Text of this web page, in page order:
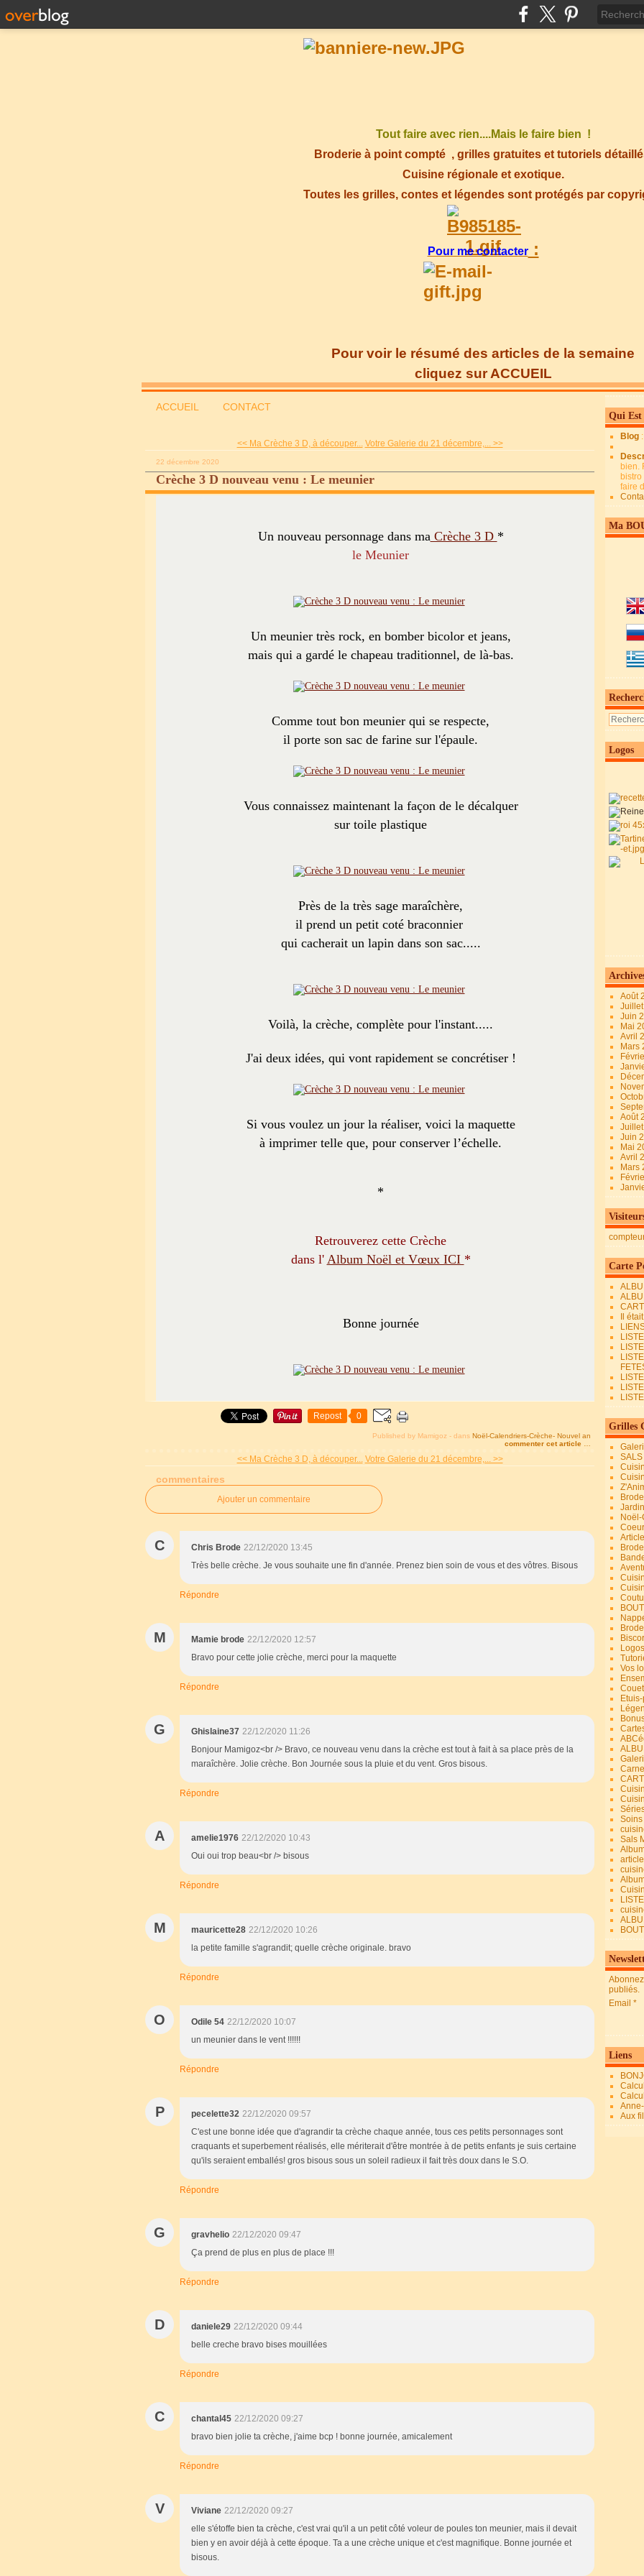
Tout faire avec rien....Mais le faire bien !
Broderie à point compté , grilles gratuites et tutoriels
Cuisine régionale et exotique.
Toutes les grilles, contes et légendes sont protégés par
Pour me contacter:
Pour voir le résumé des articles de la semaine
cliquez sur ACCUEIL
ACCUEIL CONTACT
<< Ma Crèche 3 D, à découper... Votre Galerie du 21 décembre,... >>
22 décembre 2020
Crèche 3 D nouveau venu : Le meunier
Un nouveau personnage dans maCrèche 3 D *
le Meunier
Un meunier très rock, en bomber bicolor et jeans,
mais qui a gardé le chapeau traditionnel, de là-bas.
Comme tout bon meunier qui se respecte,
il porte son sac de farine sur l'épaule.
Vous connaissez maintenant la façon de le décalquer
sur toile plastique
Près de la très sage maraîchère,
il prend un petit coté braconnier
qui cacherait un lapin dans son sac.....
Voilà, la crèche, complète pour l'instant.....
J'ai deux idées, qui vont rapidement se concrétiser !
Si vous voulez un jour la réaliser, voici la maquette
à imprimer telle que, pour conserver l’échelle.
*
Retrouverez cette Crèche
dans l' Album Noël et Vœux ICI *
Bonne journée
Repost 0
Published by Mamigoz - dans Noël-Calendriers-Crèche- Nouvel an
commenter cet article
<< Ma Crèche 3 D, à découper... Votre Galerie du 21 décembre,... >>
commentaires
Ajouter un commentaire
C Chris Brode 22/12/2020 13:45
Très belle crèche. Je vous souhaite une fin d'année. Prenez bien soin de vous et des vôtres. Bisous
Répondre
M Mamie brode 22/12/2020 12:57
Bravo pour cette jolie crèche, merci pour la maquette
Répondre
G Ghislaine37 22/12/2020 11:26
Bonjour Mamigoz<br /> Bravo, ce nouveau venu dans la crèche est tout à fait à sa place près de la
maraîchère. Jolie crèche. Bon Journée sous la pluie et du vent. Gros bisous.
Répondre
A amelie1976 22/12/2020 10:43
Oui oui trop beau<br /> bisous
Répondre
M mauricette28 22/12/2020 10:26
la petite famille s'agrandit; quelle crèche originale. bravo
Répondre
O Odile 54 22/12/2020 10:07
un meunier dans le vent !!!!!!
Répondre
P pecelette32 22/12/2020 09:57
C'est une bonne idée que d'agrandir ta crèche chaque année, tous ces petits personnages sont
craquants et superbement réalisés, elle mériterait d'être montrée à de petits enfants je suis certaine
qu'ils seraient emballés! gros bisous sous un soleil radieux il fait très doux dans le S.O.
Répondre
G gravhelio 22/12/2020 09:47
Ça prend de plus en plus de place !!!
Répondre
D daniele29 22/12/2020 09:44
belle creche bravo bises mouillées
Répondre
C chantal45 22/12/2020 09:27
bravo bien jolie ta crèche, j'aime bcp ! bonne journée, amicalement
Répondre
V Viviane 22/12/2020 09:27
elle s'étoffe bien ta crèche, c'est vrai qu'il a un petit côté voleur de poules ton meunier, mais il devait
bien y en avoir déjà à cette époque. Ta a une crèche unique et c'est magnifique. Bonne journée et
bisous.
Qui Est
Blog
bien.
faire
Ma
Logos
Août
Juin
Mai
Avril
Mars
Août
Juin
Mai
Avril
Mars
Carte
Il
Grilles
Vos
Sals
article
publiés.
Email
Liens
Aux